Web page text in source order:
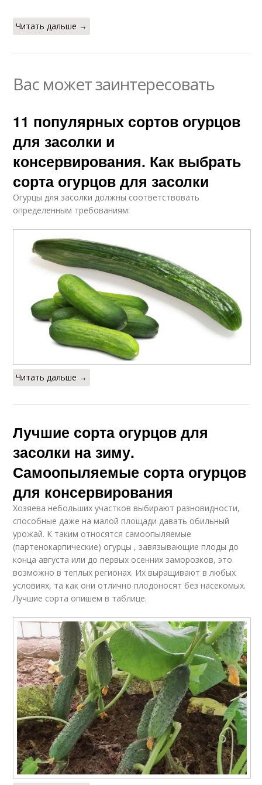
Читать дальше →
Вас может заинтересовать
11 популярных сортов огурцов
для засолки и
консервирования. Как выбрать
сорта огурцов для засолки
Огурцы для засолки должны соответствовать
определенным требованиям:
Читать дальше →
Лучшие сорта огурцов для
засолки на зиму.
Самоопыляемые сорта огурцов
для консервирования
Хозяева небольших участков выбирают разновидности,
способные даже на малой площади давать обильный
урожай. К таким относятся самоопыляемые
(партенокарпические) огурцы , завязывающие плоды до
конца августа или до первых осенних заморозков, это
возможно в теплых регионах. Их выращивают в любых
условиях, та как они отлично плодоносят без насекомых.
Лучшие сорта опишем в таблице.